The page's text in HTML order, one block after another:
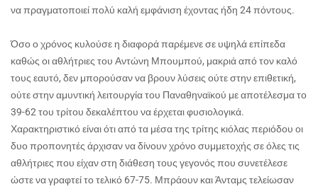
να πραγματοποιεί πολύ καλή εμφάνιση έχοντας ήδη 24 πόντους.
Όσο ο χρόνος κυλούσε η διαφορά παρέμενε σε υψηλά επίπεδα
καθώς οι αθλήτριες του Αντώνη Μπουμπού, μακριά από τον καλό
τους εαυτό, δεν μπορούσαν να βρουν λύσεις ούτε στην επιθετική,
ούτε στην αμυντική λειτουργία του Παναθηναϊκού με αποτέλεσμα το
39-62 του τρίτου δεκαλέπτου να έρχεται φυσιολογικά.
Χαρακτηριστικό είναι ότι από τα μέσα της τρίτης κιόλας περιόδου οι
δυο προπονητές άρχισαν να δίνουν χρόνο συμμετοχής σε όλες τις
αθλήτριες που είχαν στη διάθεση τους γεγονός που συνετέλεσε
ώστε να γραφτεί το τελικό 67-75. Μπράουν και Άνταμς τελείωσαν